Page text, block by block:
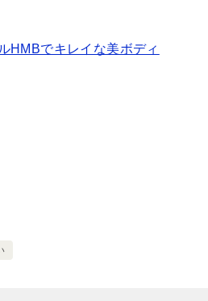
HMBでキレイな美ボディ